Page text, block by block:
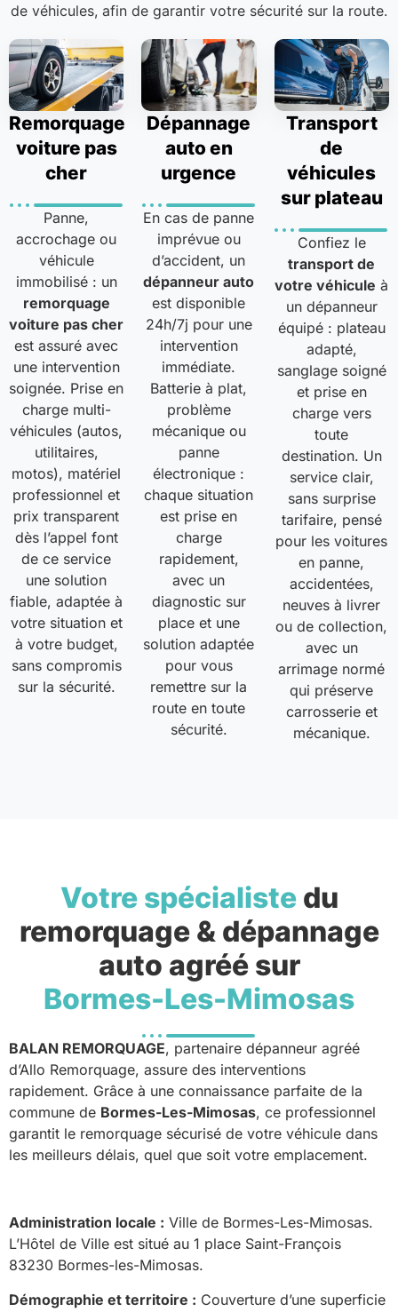
de véhicules, afin de garantir votre sécurité sur la route.
Remorquage
voiture pas
cher
Panne,
accrochage ou
véhicule
immobilisé : un
remorquage
voiture pas cher
est assuré avec
une intervention
soignée. Prise en
charge multi-
véhicules (autos,
utilitaires,
motos), matériel
professionnel et
prix transparent
dès l’appel font
de ce service
une solution
fiable, adaptée à
votre situation et
à votre budget,
sans compromis
sur la sécurité.
Dépannage
auto en
urgence
En cas de panne
imprévue ou
d’accident, un
dépanneur auto
est disponible
24h/7j pour une
intervention
immédiate.
Batterie à plat,
problème
mécanique ou
panne
électronique :
chaque situation
est prise en
charge
rapidement,
avec un
diagnostic sur
place et une
solution adaptée
pour vous
remettre sur la
route en toute
sécurité.
Transport
de
véhicules
sur plateau
Confiez le
transport de
votre véhicule à
un dépanneur
équipé : plateau
adapté,
sanglage soigné
et prise en
charge vers
toute
destination. Un
service clair,
sans surprise
tarifaire, pensé
pour les voitures
en panne,
accidentées,
neuves à livrer
ou de collection,
avec un
arrimage normé
qui préserve
carrosserie et
mécanique.
Votre spécialistedu
remorquage & dépannage
auto agréé sur
Bormes-Les-Mimosas
BALAN REMORQUAGE, partenaire dépanneur agréé
d’Allo Remorquage, assure des interventions
rapidement. Grâce à une connaissance parfaite de la
commune de Bormes-Les-Mimosas, ce professionnel
garantit le remorquage sécurisé de votre véhicule dans
les meilleurs délais, quel que soit votre emplacement.
Administration locale : Ville de Bormes-Les-Mimosas.
L’Hôtel de Ville est situé au 1 place Saint-François
83230 Bormes-les-Mimosas.
Démographie et territoire : Couverture d’une superficie